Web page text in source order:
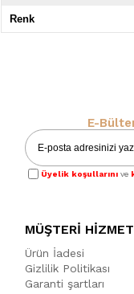
Renk
E-
Üyelik koşullarını ve
MÜŞTERİ
Ürün İadesi
Gizlilik Politikası
Garanti şartları